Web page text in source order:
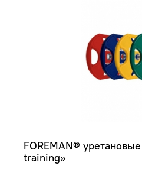
FOREMAN®
training»